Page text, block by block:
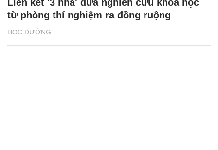
HỌC ĐƯỜNG
Liên kết '3 nhà' đưa nghiên cứu khoa học
từ phòng thí nghiệm ra đồng ruộng